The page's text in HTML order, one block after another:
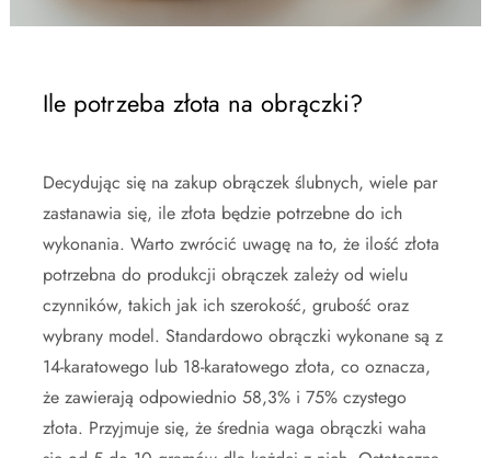
Ile potrzeba złota na obrączki?
Decydując się na zakup obrączek ślubnych, wiele par
zastanawia się, ile złota będzie potrzebne do ich
wykonania. Warto zwrócić uwagę na to, że ilość złota
potrzebna do produkcji obrączek zależy od wielu
czynników, takich jak ich szerokość, grubość oraz
wybrany model. Standardowo obrączki wykonane są z
14-karatowego lub 18-karatowego złota, co oznacza,
że zawierają odpowiednio 58,3% i 75% czystego
złota. Przyjmuje się, że średnia waga obrączki waha